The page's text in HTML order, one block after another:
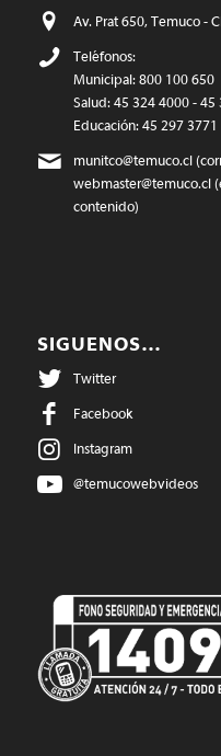
Av. Prat 650, Temuco -
Teléfonos:
Municipal: 800 100 650
Salud: 45 324 4000 - 45
Educación: 45 297 3771
munitco@temuco.cl
webmaster@temuco.cl
contenido)
SIGUENOS…
Twitter
Facebook
Instagram
@temucowebvideos